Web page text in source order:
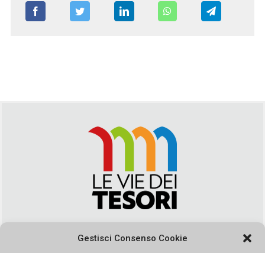
Gestisci Consenso Cookie
segreteria@leviedeitesori.it